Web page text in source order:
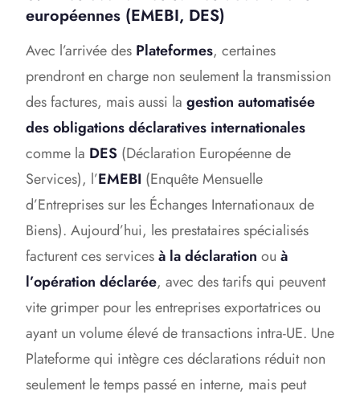
européennes (EMEBI, DES)
Avec l’arrivée des Plateformes, certaines
prendront en charge non seulement la transmission
des factures, mais aussi la gestion automatisée
des obligations déclaratives internationales
comme la DES (Déclaration Européenne de
Services), l’EMEBI (Enquête Mensuelle
d’Entreprises sur les Échanges Internationaux de
Biens). Aujourd’hui, les prestataires spécialisés
facturent ces servicesà la déclaration ou à
l’opération déclarée, avec des tarifs qui peuvent
vite grimper pour les entreprises exportatrices ou
ayant un volume élevé de transactions intra-UE. Une
Plateforme qui intègre ces déclarations réduit non
seulement le temps passé en interne, mais peut